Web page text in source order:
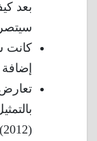
بعد
كانت